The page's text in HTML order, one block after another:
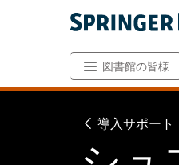
図書館の皆様
導入サポート